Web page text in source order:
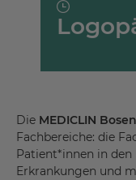
Die MEDICLIN
Fachbereiche: die
Patient*innen in
Erkrankungen und